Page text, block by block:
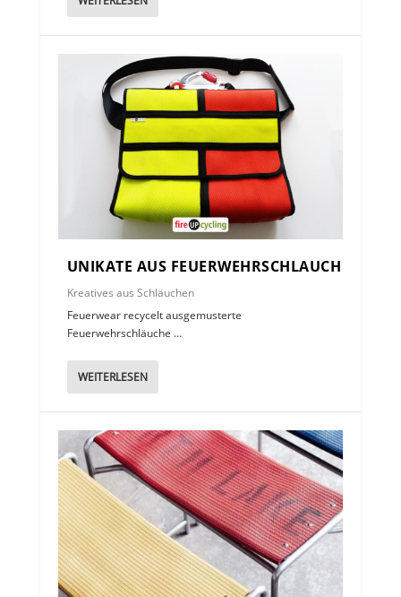
UNIKATE AUS FEUERWEHRSCHLAUCH
Kreatives aus Schläuchen
Feuerwear recycelt ausgemusterte
Feuerwehrschläuche …
WEITERLESEN